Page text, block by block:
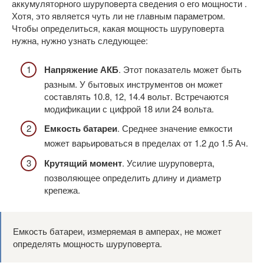
аккумуляторного шуруповерта сведения о его мощности .
Хотя, это является чуть ли не главным параметром.
Чтобы определиться, какая мощность шуруповерта
нужна, нужно узнать следующее:
Напряжение АКБ. Этот показатель может быть
разным. У бытовых инструментов он может
составлять 10.8, 12, 14.4 вольт. Встречаются
модификации с цифрой 18 или 24 вольта.
Емкость батареи. Среднее значение емкости
может варьироваться в пределах от 1.2 до 1.5 Ач.
Крутящий момент. Усилие шуруповерта,
позволяющее определить длину и диаметр
крепежа.
Емкость батареи, измеряемая в амперах, не может
определять мощность шуруповерта.